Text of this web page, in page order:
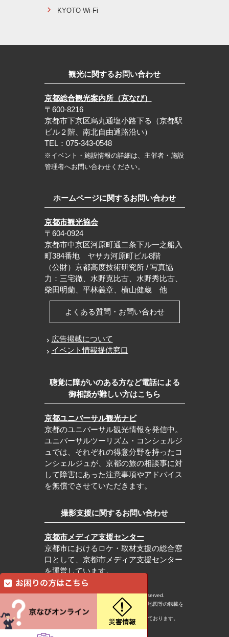
KYOTO Wi-Fi
観光に関するお問い合わせ
京都総合観光案内所（京なび）
〒600-8216
京都市下京区烏丸通塩小路下る（京都駅
ビル２階、南北自由通路沿い）
TEL：075-343-0548
※イベント・施設情報の詳細は、主催者・施設
管理者へお問い合わせください。
ホームページに関するお問い合わせ
京都市観光協会
〒604-0924
京都市中京区河原町通二条下ル一之船入
町384番地 ヤサカ河原町ビル8階
（公財）京都高度技術研究所 / 写真協
力：三宅徹、水野克比古、水野秀比古、
柴田明蘭、平林義章、横山健蔵 他
よくある質問・お問い合わせ
広告掲載について
イベント情報提供窓口
聴覚に障がいのある方など電話による
御相談が難しい方はこちら
京都ユニバーサル観光ナビ
京都のユニバーサル観光情報を発信中。
ユニバーサルツーリズム・コンシェルジ
ュでは、それぞれの得意分野を持ったコ
ンシェルジュが、京都の旅の相談事に対
して障害にあった注意事項やアドバイス
を無償でさせていただきます。
撮影支援に関するお問い合わせ
京都市メディア支援センター
京都市におけるロケ・取材支援の総合窓
口として、京都市メディア支援センター
を運営しています。
c Kyoto City Tourism Association All rights reserved.
※本ホームページの内容・写真・イラスト・地図等の転載を
固くお断りします。
※本ホームページの運営は宿泊税を活用しております。